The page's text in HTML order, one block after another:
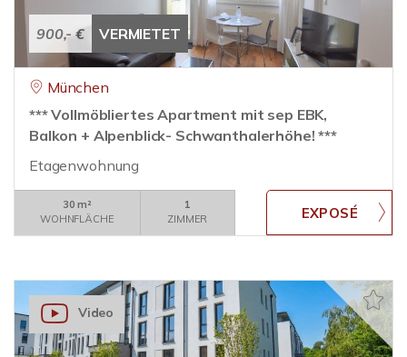
900,- € VERMIETET
München
*** Vollmöbliertes Apartment mit sep EBK,
Balkon + Alpenblick- Schwanthalerhöhe! ***
Etagenwohnung
30 m²
WOHNFLÄCHE
1
ZIMMER
Video